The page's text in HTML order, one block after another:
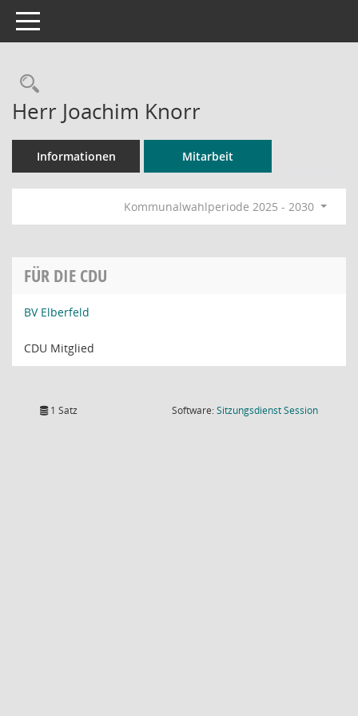
Toggle navigation
Rechercheauswahl
Herr Joachim Knorr
Informationen Mitarbeit
Kommunalwahlperiode 2025 - 2030
FÜR DIE CDU
BV Elberfeld
CDU Mitglied
1 Satz Software:SitzungsdienstSession(Wird in